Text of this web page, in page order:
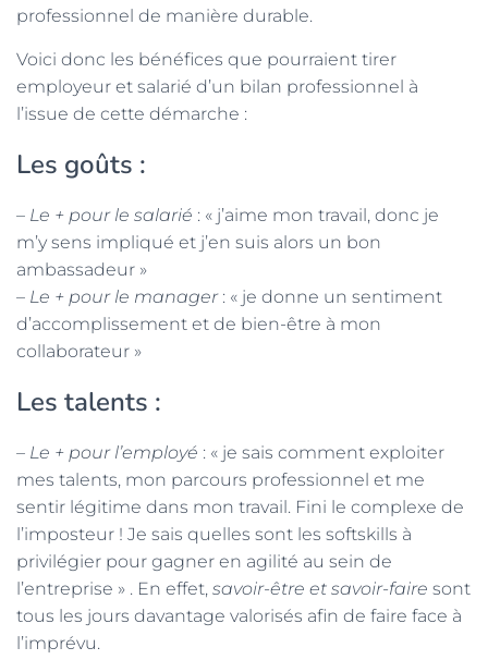
professionnel de manière durable.
Voici donc les bénéfices que pourraient tirer
employeur et salarié d’un bilan professionnel à
l’issue de cette démarche :
Les goûts :
– Le + pour le salarié : « j’aime mon travail, donc je
m’y sens impliqué et j’en suis alors un bon
ambassadeur »
– Le + pour le manager: « je donne un sentiment
d’accomplissement et de bien-être à mon
collaborateur »
Les talents :
– Le + pour l’employé : « je sais comment exploiter
mes talents, mon parcours professionnel et me
sentir légitime dans mon travail. Fini le complexe de
l’imposteur ! Je sais quelles sont les softskills à
privilégier pour gagner en agilité au sein de
l’entreprise » . En effet, savoir-être et savoir-faire sont
tous les jours davantage valorisés afin de faire face à
l’imprévu.